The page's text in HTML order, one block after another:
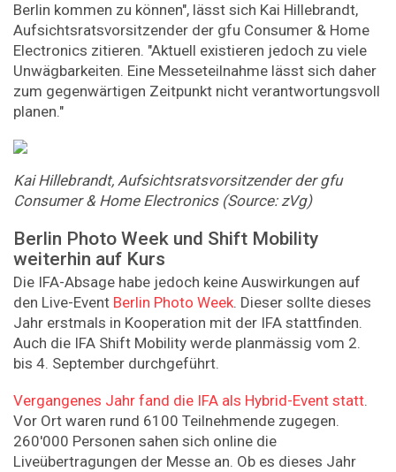
Berlin kommen zu können", lässt sich Kai Hillebrandt,
Aufsichtsratsvorsitzender der gfu Consumer & Home
Electronics zitieren. "Aktuell existieren jedoch zu viele
Unwägbarkeiten. Eine Messeteilnahme lässt sich daher
zum gegenwärtigen Zeitpunkt nicht verantwortungsvoll
planen."
Kai Hillebrandt, Aufsichtsratsvorsitzender der gfu
Consumer & Home Electronics (Source: zVg)
Berlin Photo Week und Shift Mobility
weiterhin auf Kurs
Die IFA-Absage habe jedoch keine Auswirkungen auf
den Live-Event Berlin Photo Week. Dieser sollte dieses
Jahr erstmals in Kooperation mit der IFA stattfinden.
Auch die IFA Shift Mobility werde planmässig vom 2.
bis 4. September durchgeführt.
Vergangenes Jahr fand die IFA als Hybrid-Event statt.
Vor Ort waren rund 6100 Teilnehmende zugegen.
260'000 Personen sahen sich online die
Liveübertragungen der Messe an. Ob es dieses Jahr